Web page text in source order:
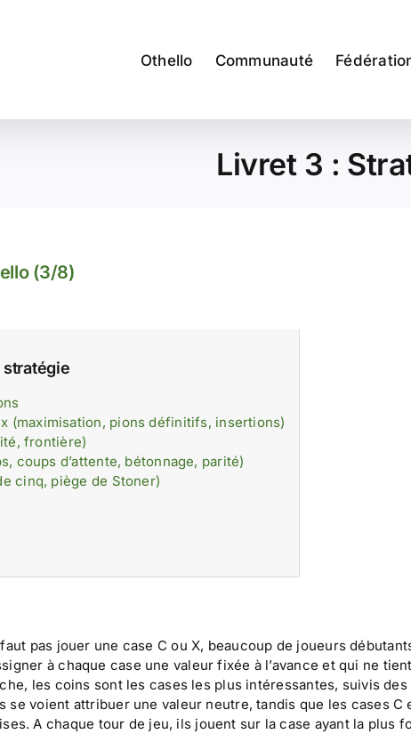
Othello Communauté
Livret 3 :
(3/8)
(maximisation, pions définitifs, insertions)
frontière)
coups d’attente, bétonnage, parité)
cinq, piège de Stoner)
pas jouer une case C ou X, beaucoup de joueurs
à chaque case une valeur fixée à l’avance et qui ne
les coins sont les cases les plus intéressantes, suivis
se voient attribuer une valeur neutre, tandis que les cases C
A chaque tour de jeu, ils jouent sur la case ayant la plus